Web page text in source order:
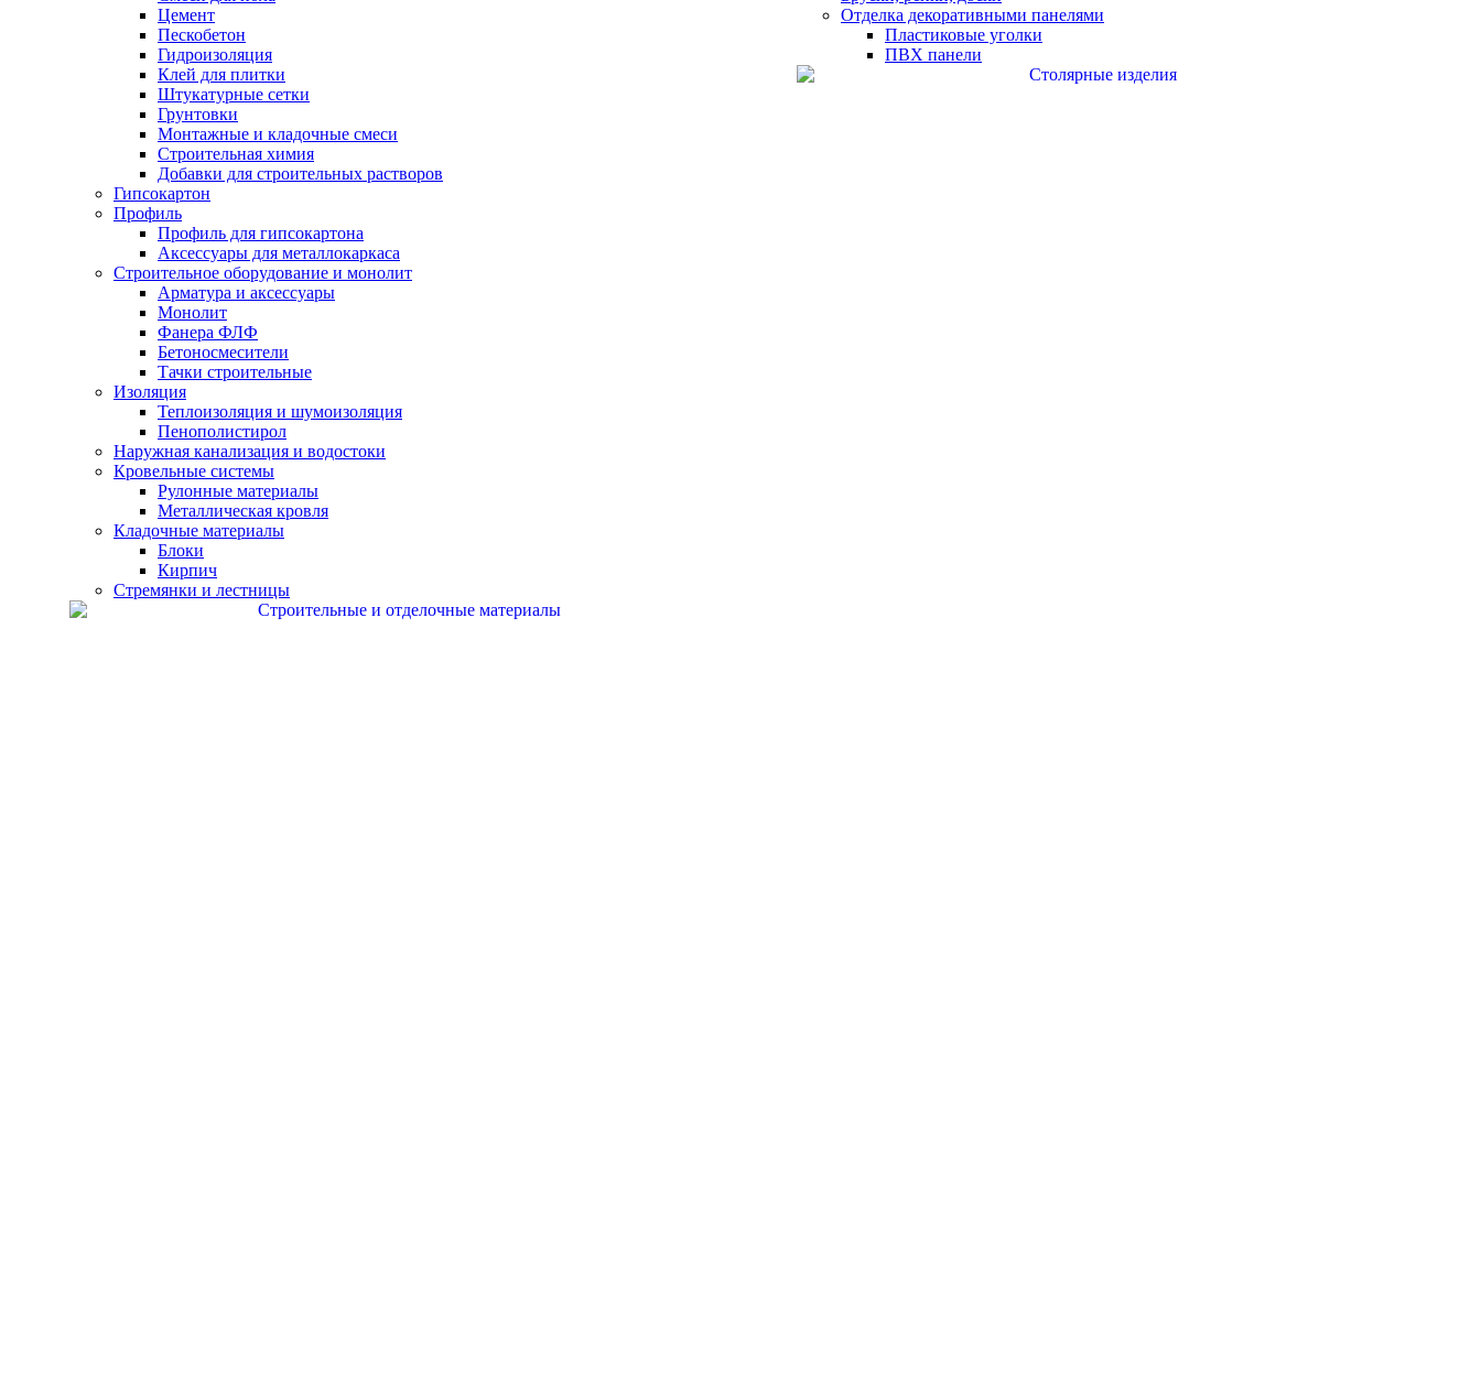
Цемент
Пескобетон
Гидроизоляция
Клей для плитки
Штукатурные сетки
Грунтовки
Монтажные и кладочные смеси
Строительная химия
Добавки для строительных растворов
Гипсокартон
Профиль
Профиль для гипсокартона
Аксессуары для металлокаркаса
Строительное оборудование и монолит
Арматура и аксессуары
Монолит
Фанера ФЛФ
Бетоносмесители
Тачки строительные
Изоляция
Теплоизоляция и шумоизоляция
Пенополистирол
Наружная канализация и водостоки
Кровельные системы
Рулонные материалы
Металлическая кровля
Кладочные материалы
Блоки
Кирпич
Стремянки и лестницы
Отделка декоративными панелями
Пластиковые уголки
ПВХ панели